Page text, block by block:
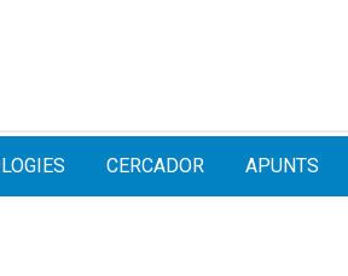
CERCADOR APUNTS